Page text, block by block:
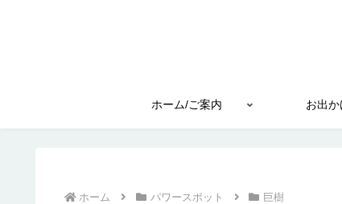
ホーム/ご案内 お出か
ホーム パワースポット 巨樹